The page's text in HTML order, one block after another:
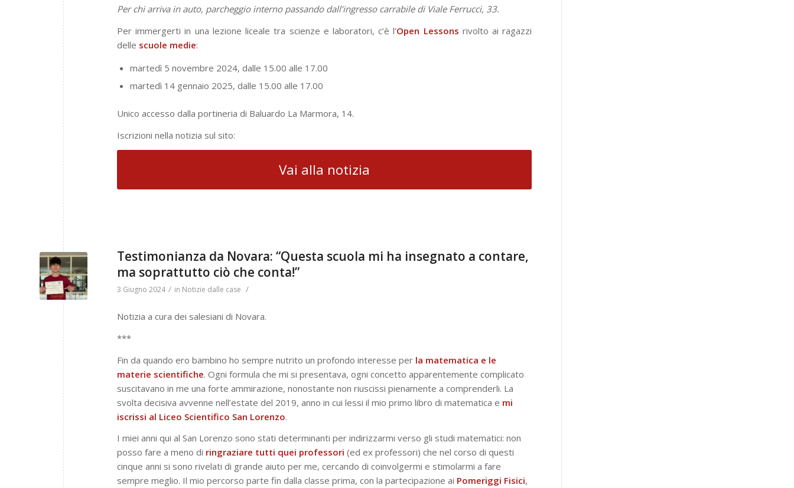
Per chi arriva in auto, parcheggio interno passando dall’ingresso carrabile di Viale Ferrucci, 33.
Per immergerti in una lezione liceale tra scienze e laboratori, c’è l’Open Lessons rivolto ai ragazzi
delle scuole medie:
martedì 5 novembre 2024, dalle 15.00 alle 17.00
martedì 14 gennaio 2025, dalle 15.00 alle 17.00
Unico accesso dalla portineria di Baluardo La Marmora, 14.
Iscrizioni nella notizia sul sito:
Vai alla notizia
Testimonianza da Novara: “Questa scuola mi ha insegnato a contare,
ma soprattutto ciò che conta!”
3 Giugno 2024 / in Notizie dalle case /
Notizia a cura dei salesiani di Novara.
***
Fin da quando ero bambino ho sempre nutrito un profondo interesse per la matematica e le
materie scientifiche. Ogni formula che mi si presentava, ogni concetto apparentemente complicato
suscitavano in me una forte ammirazione, nonostante non riuscissi pienamente a comprenderli. La
svolta decisiva avvenne nell’estate del 2019, anno in cui lessi il mio primo libro di matematica e mi
iscrissi al Liceo Scientifico San Lorenzo.
I miei anni qui al San Lorenzo sono stati determinanti per indirizzarmi verso gli studi matematici: non
posso fare a meno di ringraziare tutti quei professori (ed ex professori) che nel corso di questi
cinque anni si sono rivelati di grande aiuto per me, cercando di coinvolgermi e stimolarmi a fare
sempre meglio. Il mio percorso parte fin dalla classe prima, con la partecipazione ai Pomeriggi Fisici,